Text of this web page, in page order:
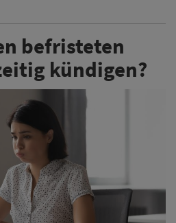
befristeten
kündigen?